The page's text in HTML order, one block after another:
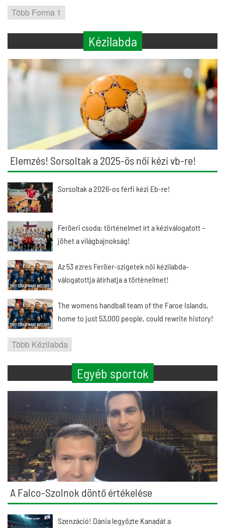
Több Forma 1
Kézilabda
Elemzés! Sorsoltak a 2025-ös női kézi vb-re!
Sorsoltak a 2026-os férfi kézi Eb-re!
Feröeri csoda: történelmet írt a kéziválogatott –
jöhet a világbajnokság!
Az 53 ezres Feröer-szigetek női kézilabda-
válogatottja átírhatja a történelmet!
The womens handball team of the Faroe Islands,
home to just 53,000 people, could rewrite history!
Több Kézilabda
Egyéb sportok
A Falco-Szolnok döntő értékelése
Szenzáció! Dánia legyőzte Kanadát a